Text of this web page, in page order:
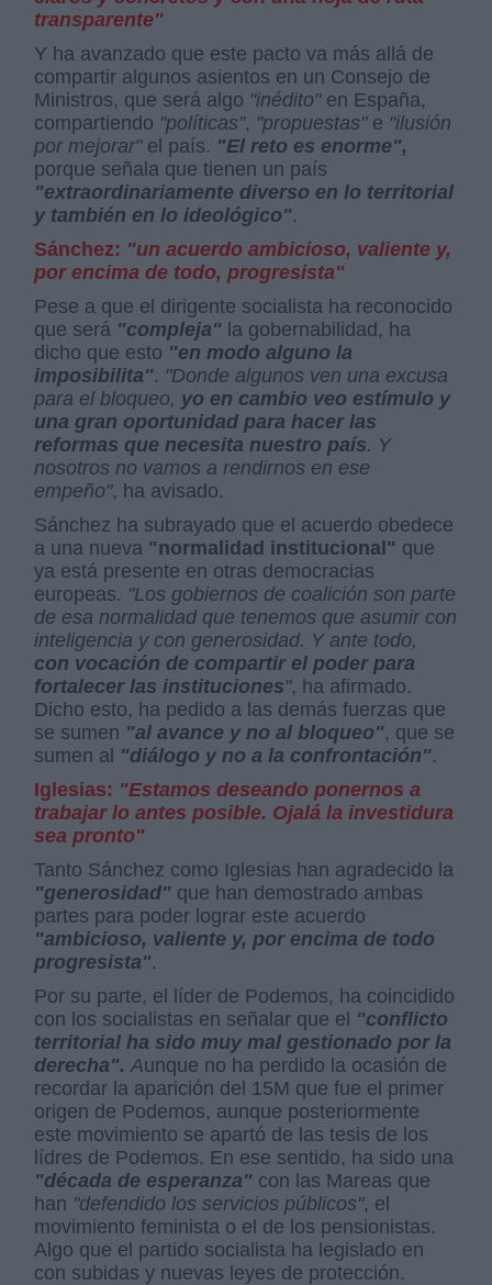
transparente"
Y ha avanzado que este pacto va más allá de
compartir algunos asientos en un Consejo de
Ministros, que será algo "inédito"en España,
compartiendo "políticas", "propuestas"e "ilusión
por mejorar"el país. "El reto es enorme",
porque señala que tienen un país
"extraordinariamente diverso en lo territorial
y también en lo ideológico".
Sánchez: "un acuerdo ambicioso, valiente y,
por encima de todo, progresista"
Pese a que el dirigente socialista ha reconocido
que será "compleja" la gobernabilidad, ha
dicho que esto "en modo alguno la
imposibilita". "Donde algunos ven una excusa
para el bloqueo, yo en cambio veo estímulo y
una gran oportunidad para hacer las
reformas que necesita nuestro país. Y
nosotros no vamos a rendirnos en ese
empeño", ha avisado.
Sánchez ha subrayado que el acuerdo obedece
a una nueva "normalidad institucional" que
ya está presente en otras democracias
europeas. "Los gobiernos de coalición son parte
de esa normalidad que tenemos que asumir con
inteligencia y con generosidad. Y ante todo,
con vocación de compartir el poder para
fortalecer las instituciones", ha afirmado.
Dicho esto, ha pedido a las demás fuerzas que
se sumen "al avance y no al bloqueo", que se
sumen al "diálogo y no a la confrontación".
Iglesias: "Estamos deseando ponernos a
trabajar lo antes posible. Ojalá la investidura
sea pronto"
Tanto Sánchez como Iglesias han agradecido la
"generosidad" que han demostrado ambas
partes para poder lograr este acuerdo
"ambicioso, valiente y, por encima de todo
progresista".
Por su parte, el líder de Podemos, ha coincidido
con los socialistas en señalar que el "conflicto
territorial ha sido muy mal gestionado por la
derecha".Aunque no ha perdido la ocasión de
recordar la aparición del 15M que fue el primer
origen de Podemos, aunque posteriormente
este movimiento se apartó de las tesis de los
lídres de Podemos. En ese sentido, ha sido una
"década de esperanza" con las Mareas que
han "defendido los servicios públicos", el
movimiento feminista o el de los pensionistas.
Algo que el partido socialista ha legislado en
con subidas y nuevas leyes de protección.